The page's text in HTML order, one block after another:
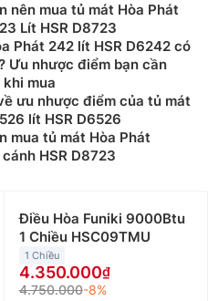
nên mua tủ mát Hòa Phát
Lít HSR D8723
Phát 242 lít HSR D6242 có
Ưu nhược điểm bạn cần
mua
ưu nhược điểm của tủ mát
lít HSR D6526
mua tủ mát Hòa Phát
HSR D8723
Điều Hòa Funiki 9000Btu
1 Chiều HSC09TMU
1 Chiều
4.350.000
4.750.000-8%